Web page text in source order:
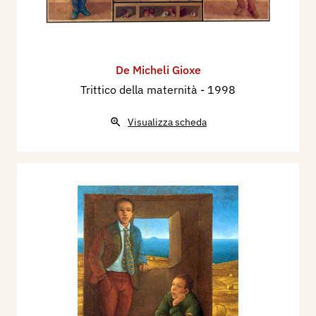
piccoli e grandi eventi quotidiani, l’infinita
concludono e via via si dipartono gli intrichi del
Esattezza poetica
Chi conosca il lavoro – già così
sorprendentemente folto di risultati di assoluta
fermezza espressiva – realizzato negli scorsi
anni da questo giovane artista non può non
ricordare come tali elementi fossero già
De Micheli Gioxe
Trittico della maternità - 1998
Visualizza scheda